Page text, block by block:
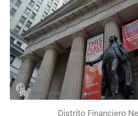
Distrito Financiero